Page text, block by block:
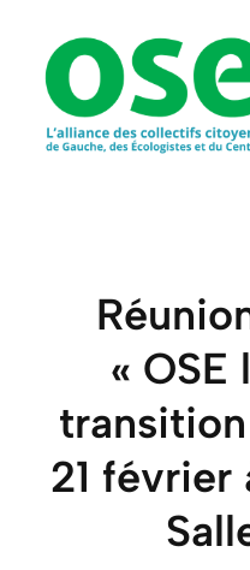
contenu
« OSE
21 février